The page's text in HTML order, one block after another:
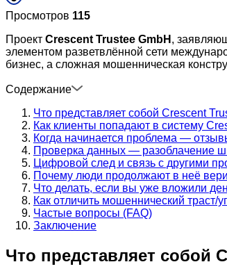
Просмотров 115
Проект Crescent Trustee GmbH ,
элементом разветвлённой сети
бизнес, а сложная мошенническая
Содержание
Что представляет собой Crescent
Как клиенты попадают в систему
Когда начинается проблема —
Проверка данных — разоблачение
Цифровой след и связь с другими
Почему люди продолжают в неё
Что делать, если вы уже вложили
Как отличить мошеннический
Частые вопросы (FAQ)
Заключение
Что представляет собой